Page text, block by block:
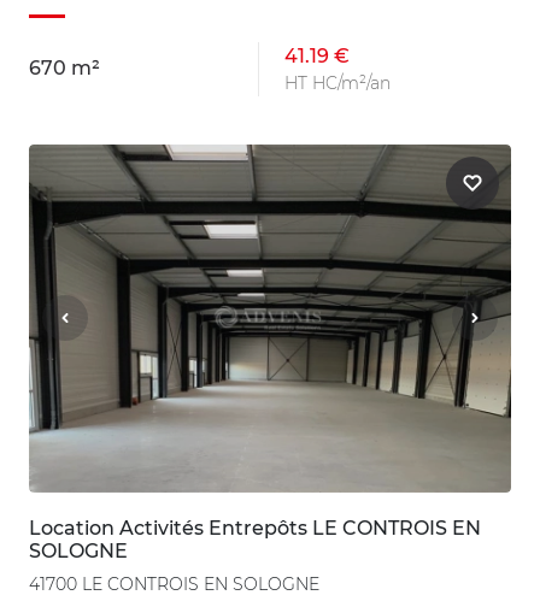
670 m²
41.19 €
HT HC/m²/an
Location Activités Entrepôts LE CONTROIS EN
SOLOGNE
41700 LE CONTROIS EN SOLOGNE